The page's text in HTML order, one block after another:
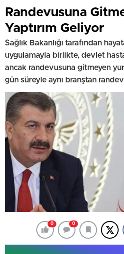
Randevusuna
Yaptırım Geliyor
Sağlık Bakanlığı tarafından
uygulamayla birlikte, devlet
ancak randevusuna gitmeyen
gün süreyle aynı branştan
0 0